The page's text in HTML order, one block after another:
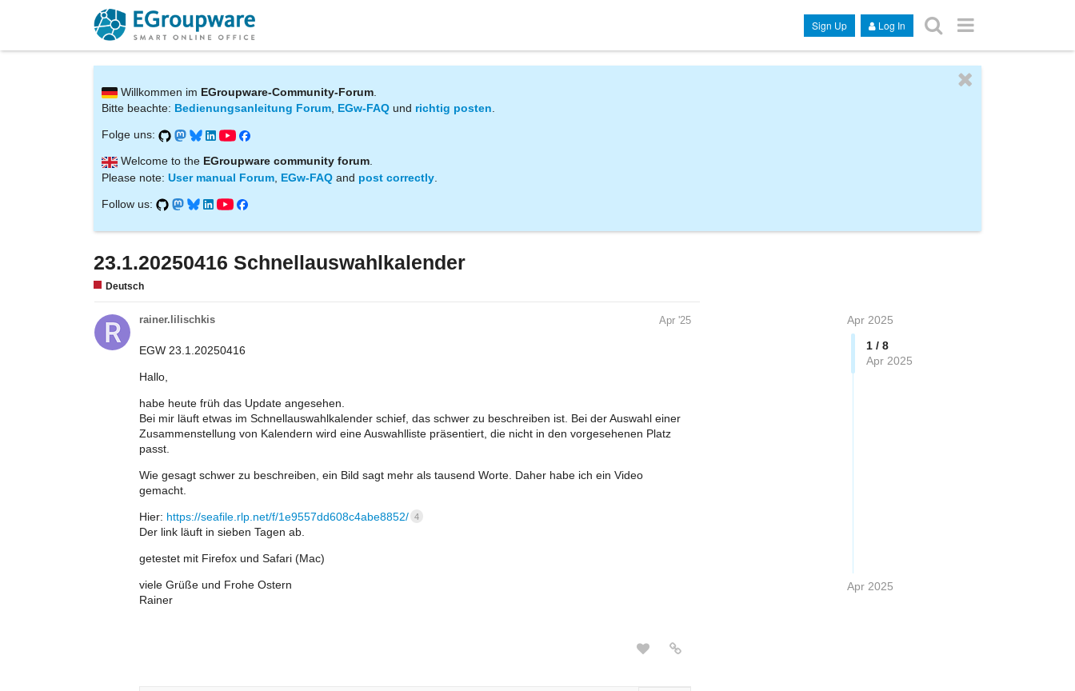
Sign Up Log In
Willkommen im EGroupware-Community-Forum
Bitte beachte: Bedienungsanleitung Forum, EGw-FAQ und richtig posten.
Folge uns:
Welcome to the EGroupware community forum.
Please note: User manual Forum EGw-FAQ and post correctly
Follow us:
23.1.20250416 Schnellauswahlkalender
Deutsch
Apr 2025
1 / 8
Apr 2025
Apr 2025
rainer.lilischkis Apr '25
EGW 23.1.20250416
Hallo,
habe heute früh das Update angesehen.
Bei mir läuft etwas im Schnellauswahlkalender schief, das schwer zu beschreiben ist. Bei der Auswahl einer
Zusammenstellung von Kalendern wird eine Auswahlliste präsentiert, die nicht in den vorgesehenen Platz
passt.
Wie gesagt schwer zu beschreiben, ein Bild sagt mehr als tausend Worte. Daher habe ich ein Video
gemacht.
Hier: https://seafile.rlp.net/f/1e9557dd608c4abe8852/ 4
Der link läuft in sieben Tagen ab.
getestet mit Firefox und Safari (Mac)
viele Grüße und Frohe Ostern
Rainer